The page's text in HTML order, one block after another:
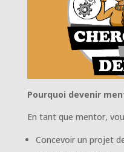
Pourquoi devenir
En tant que mentor,
Concevoir un projet